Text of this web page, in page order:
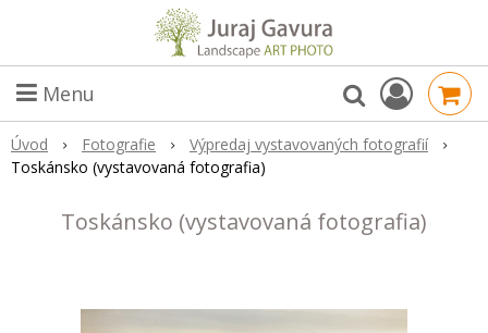
Menu
Úvod Fotografie
Výpredaj vystavovaných fotografií
Toskánsko (vystavovaná fotografia)
Toskánsko (vystavovaná fotografia)